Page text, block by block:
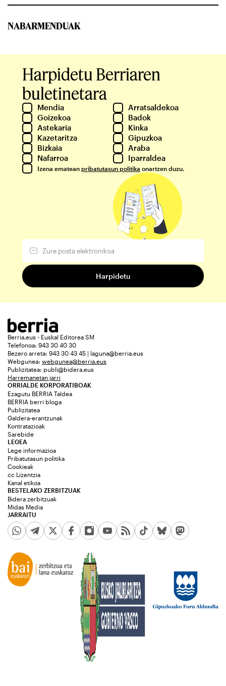
NABARMENDUAK
Harpidetu Berriaren
buletinetara
Mendia
Arratsaldekoa
Goizekoa
Badok
Astekaria
Kinka
Kazetaritza
Gipuzkoa
Bizkaia
Araba
Nafarroa
Iparraldea
Izena ematean pribatutasun politika onartzen duzu.
Berria.eus - Euskal Editorea SM
Telefonoa: 943 30 40 30
Bezero arreta: 943 30 43 45 | laguna@berria.eus
Webgunea: webgunea@berria.eus
Publizitatea: publi@bidera.eus
Harremanetan jarri
ORRIALDE KORPORATIBOAK
Ezagutu BERRIA Taldea
BERRIA berri bloga
Publizitatea
Galdera-erantzunak
Kontratazioak
Sarebide
JARRAITU
LEGEA
Lege informazioa
Pribatutasun politika
Cookieak
cc Lizentzia
Kanal etikoa
BESTELAKO ZERBITZUAK
Bidera zerbitzuak
Midas Media